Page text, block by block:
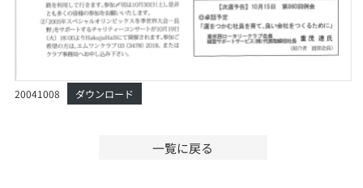
20041008 ダウンロード
一覧に戻る